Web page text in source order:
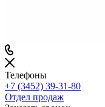
Телефоны
+7 (3452) 39-31-80
Отдел продаж